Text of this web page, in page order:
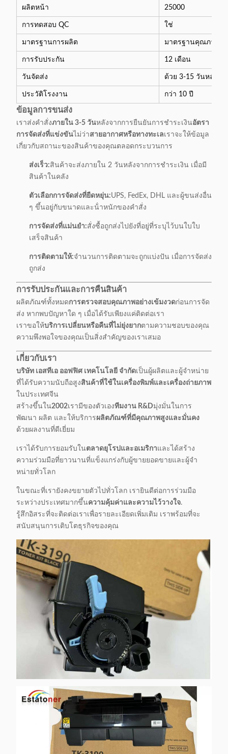
ผลิตหน้า 25000
การทดสอบ QC ใช่
มาตรฐานการผลิต มาตรฐานคุณภาพสูง
การรับประกัน 12 เดือน
วันจัดส่ง ด้วย 3-15 วันหลังจา
ประวัติโรงงาน กว่า 10 ปี
ข้อมูลการขนส่ง
เราส่งคําสั่งภายใน 3-5 วันหลังจากการยืนยันการชําระเงินอัตรา
การจัดส่งที่แข่งขัน ไม่ว่าสายอากาศหรือทางทะเลเราจะให้ข้อมูล
เกี่ยวกับสถานะของสินค้าของคุณตลอดกระบวนการ
ส่งเร็ว:สินค้าจะส่งภายใน 2 วันหลังจากการชําระเงิน เมื่อมี
สินค้าในคลัง
ตัวเลือกการจัดส่งที่ยืดหยุ่น:UPS, FedEx, DHL และผู้ขนส่งอื่น
ๆ ขึ้นอยู่กับขนาดและน้ําหนักของคําสั่ง
การจัดส่งที่แม่นยํา:สั่งซื้อถูกส่งไปยังที่อยู่ที่ระบุไว้บนใบใบ
เสร็จสินค้า
การติดตามให้:จํานวนการติดตามจะถูกแบ่งปัน เมื่อการจัดส่ง
ถูกส่ง
การรับประกันและการคืนสินค้า
ผลิตภัณฑ์ทั้งหมดการตรวจสอบคุณภาพอย่างเข้มงวดก่อนการจัด
ส่ง หากพบปัญหาใด ๆ เมื่อได้รับเพียงแค่ติดต่อเรา
เราขอให้บริการเปลี่ยนหรือคืนที่ไม่ยุ่งยากตามความชอบของคุณ
ความพึงพอใจของคุณเป็นสิ่งสําคัญของเราเสมอ
เกี่ยวกับเรา
บริษัท เอสทีเอ ออฟฟิศ เทคโนโลยี จํากัดเป็นผู้ผลิตและผู้จําหน่าย
ที่ได้รับความนับถือสูงสินค้าที่ใช้ในเครื่องพิมพ์และเครื่องถ่ายภาพ
ในประเทศจีน
สร้างขึ้นใน2002เรามีของตัวเองทีมงาน R&Dมุ่งมั่นในการ
พัฒนา ผลิต และให้บริการผลิตภัณฑ์ที่มีคุณภาพสูงและมั่นคง
ด้วยผลงานที่ดีเยี่ยม
เราได้รับการยอมรับในตลาดยุโรปและอเมริกาและได้สร้าง
ความร่วมมือที่ยาวนานที่แข็งแกร่งกับผู้ขายยอดขายและผู้จํา
หน่ายทั่วโลก
ในขณะที่เรายังคงขยายตัวไปทั่วโลก เรายินดีต่อการร่วมมือ
ระหว่างประเทศมากขึ้นความคุ้มค่าและความไว้วางใจ.
รู้สึกอิสระที่จะติดต่อเราเพื่อรายละเอียดเพิ่มเติม เราพร้อมที่จะ
สนับสนุนการเติบโตธุรกิจของคุณ